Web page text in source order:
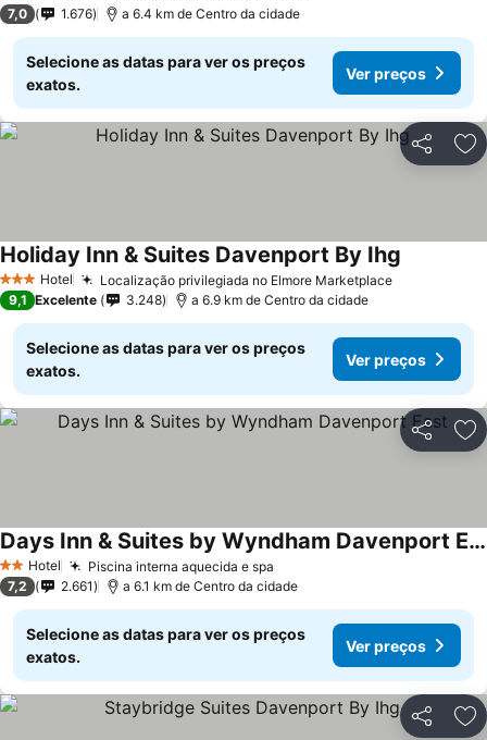
7,0 1.676 a 6.4 km de Centro da cidade
Selecione as datas para ver os preços
exatos.
Ver preços
Partilhar
3 EstrelasHotel Localização privilegiada no Elmore Marketplace
Holiday Inn & Suites Davenport By Ihg
9,1 Excelente 3.248 a 6.9 km de Centro da cidade
Selecione as datas para ver os preços
exatos.
Ver preços
Partilhar
2 Estrelas
Hotel Piscina interna aquecida e spa
Days Inn & Suites by Wyndham Davenport East
7,2 2.661 a 6.1 km de Centro da cidade
Selecione as datas para ver os preços
exatos.
Ver preços
Partilhar